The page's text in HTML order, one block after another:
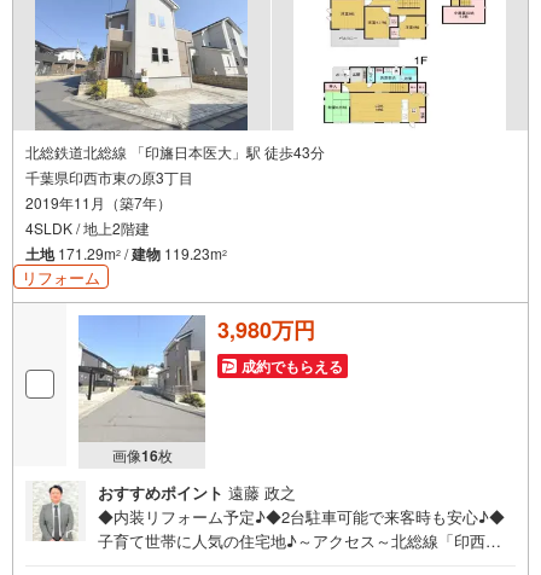
北総鉄道北総線 「印旛日本医大」駅 徒歩43分
千葉県印西市東の原3丁目
2019年11月（築7年）
4SLDK / 地上2階建
土地171.29m2 /建物 119.23m2
リフォーム
画像16枚
3,980万円
成約でもらえる
おすすめポイント 遠藤 政之
◆内装リフォーム予定♪◆2台駐車可能で来客時も安心♪◆
子育て世帯に人気の住宅地♪～アクセス～北総線「印西牧